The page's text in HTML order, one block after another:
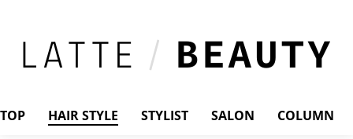
TOP HAIR STYLE STYLIST SALON COLUMN